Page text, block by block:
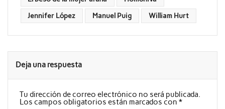
Jennifer López Manuel Puig William Hurt
Deja una respuesta
Tu dirección de correo electrónico no será publicada.
Los campos obligatorios están marcados con *